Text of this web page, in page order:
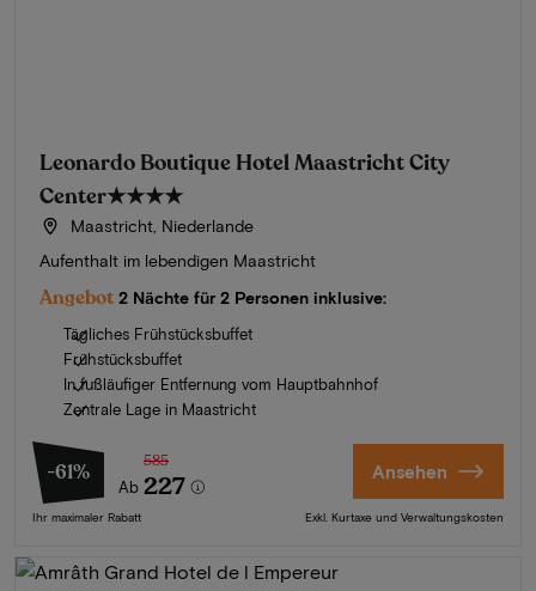
Leonardo Boutique Hotel Maastricht City
Center★★★★
Maastricht, Niederlande
Aufenthalt im lebendigen Maastricht
Angebot 2 Nächte für 2 Personen inklusive:
Tägliches Frühstücksbuffet
Frühstücksbuffet
In fußläufiger Entfernung vom Hauptbahnhof
Zentrale Lage in Maastricht
-61%
Ab
585
227
Ihr maximaler Rabatt
Ansehen
Exkl. Kurtaxe und Verwaltungskosten